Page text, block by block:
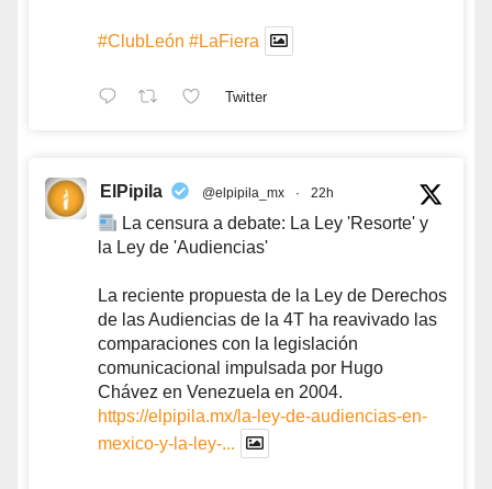
#ClubLeón #LaFiera
Twitter
ElPipila @elpipila_mx · 22h
La censura a debate: La Ley 'Resorte' y
la Ley de 'Audiencias'
La reciente propuesta de la Ley de Derechos
de las Audiencias de la 4T ha reavivado las
comparaciones con la legislación
comunicacional impulsada por Hugo
Chávez en Venezuela en 2004.
https://elpipila.mx/la-ley-de-audiencias-en-
mexico-y-la-ley-...